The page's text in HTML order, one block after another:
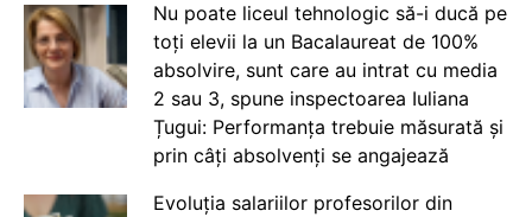
Nu poate liceul tehnologic să-i ducă pe
toți elevii la un Bacalaureat de 100%
absolvire, sunt care au intrat cu media
2 sau 3, spune inspectoarea Iuliana
Țugui: Performanța trebuie măsurată și
prin câți absolvenți se angajează
Evoluția salariilor profesorilor din